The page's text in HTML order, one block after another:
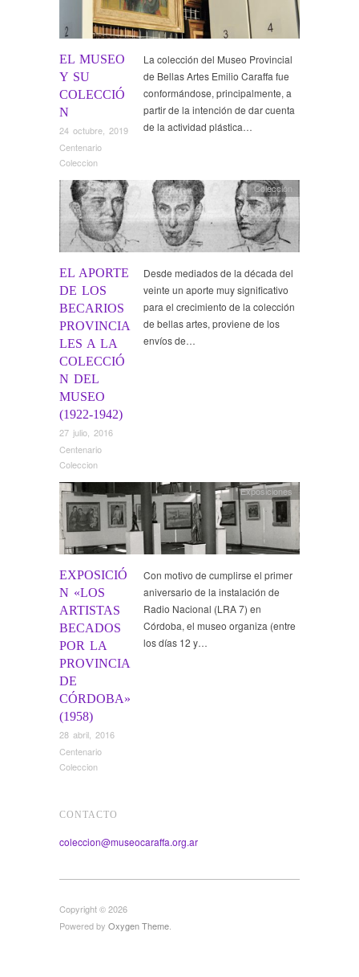
EL MUSEO
Y SU
COLECCIÓ
N
24 octubre, 2019
Centenario
Coleccion
La colección del Museo Provincial
de Bellas Artes Emilio Caraffa fue
conformándose, principalmente, a
partir de la intención de dar cuenta
de la actividad plástica…
EL APORTE
DE LOS
BECARIOS
PROVINCIA
LES A LA
COLECCIÓ
N DEL
MUSEO
(1922-1942)
27 julio, 2016
Centenario
Coleccion
Colección
Desde mediados de la década del
veinte un aporte muy significativo
para el crecimiento de la colección
de bellas artes, proviene de los
envíos de…
EXPOSICIÓ
N «LOS
ARTISTAS
BECADOS
POR LA
PROVINCIA
DE
CÓRDOBA»
(1958)
28 abril, 2016
Centenario
Coleccion
Exposiciones
Con motivo de cumplirse el primer
aniversario de la instalación de
Radio Nacional (LRA 7) en
Córdoba, el museo organiza (entre
los días 12 y…
CONTACTO
coleccion@museocaraffa.org.ar
Copyright © 2026
Powered by Oxygen Theme